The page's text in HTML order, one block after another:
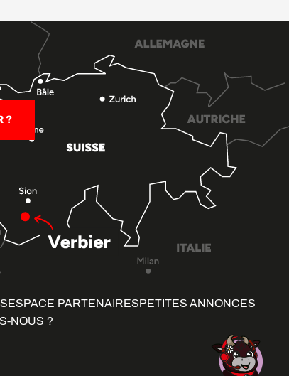
?
ESPACE PARTENAIRESPETITES ANNONCES
NOUS ?